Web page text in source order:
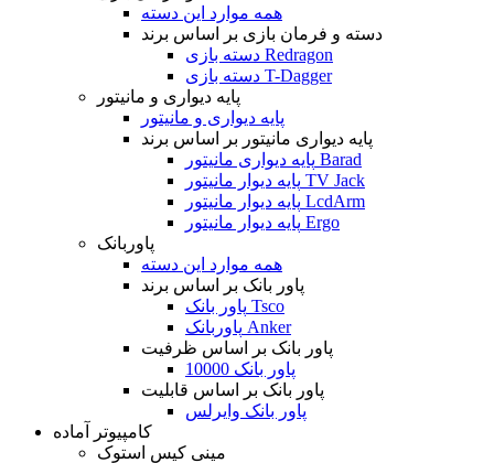
همه موارد این دسته
دسته و فرمان بازی بر اساس برند
دسته بازی Redragon
دسته بازی T-Dagger
پایه دیواری و مانیتور
پایه دیواری و مانیتور
پایه دیواری مانیتور بر اساس برند
پایه دیواری مانیتور Barad
پایه دیوار مانیتور TV Jack
پایه دیوار مانیتور LcdArm
پایه دیوار مانیتور Ergo
پاوربانک
همه موارد این دسته
پاور بانک بر اساس برند
پاور بانک Tsco
پاوربانک Anker
پاور بانک بر اساس ظرفیت
پاور بانک 10000
پاور بانک بر اساس قابلیت
پاور بانک وایرلس
کامپیوتر آماده
مینی کیس استوک